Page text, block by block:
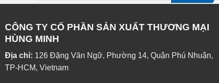
CÔNG TY CỔ PHẦN SẢN XUẤT THƯƠNG MẠI
HÙNG MINH
Địa chỉ: 126 Đặng Văn Ngữ, Phường 14, Quận Phú Nhuận,
TP-HCM, Vietnam